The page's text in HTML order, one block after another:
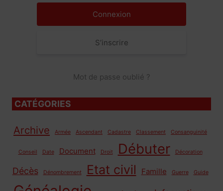
S’inscrire
Mot de passe oublié ?
CATÉGORIES
Archive Armée Ascendant Cadastre Classement Consanguinité
Conseil Date Document Droit Débuter Décoration
Décès Dénombrement Etat civil Famille Guerre Guide